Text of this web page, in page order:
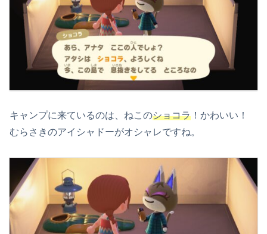
キャンプに来ているのは、ねこのショコラ ！かわいい！
むらさきのアイシャドーがオシャレですね。